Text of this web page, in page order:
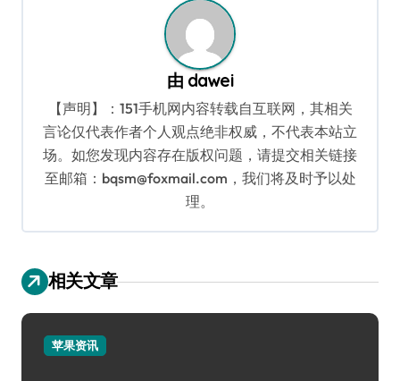
由 dawei
【声明】：151手机网内容转载自互联网，其相关
言论仅代表作者个人观点绝非权威，不代表本站立
场。如您发现内容存在版权问题，请提交相关链接
至邮箱：bqsm@foxmail.com，我们将及时予以处
理。
相关文章
苹果资讯